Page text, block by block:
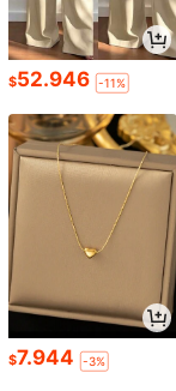
$52.946 -11%
$7.944 -3%